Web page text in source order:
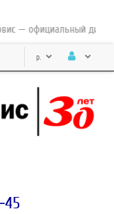
— официальный
р.
45